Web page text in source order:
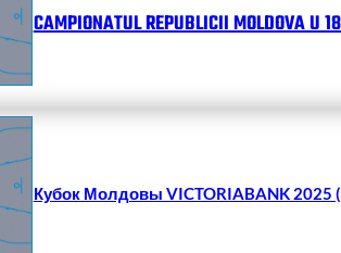
CAMPIONATUL REPUBLICII MOLDOVA U
Кубок Молдовы VICTORIABANK 2025